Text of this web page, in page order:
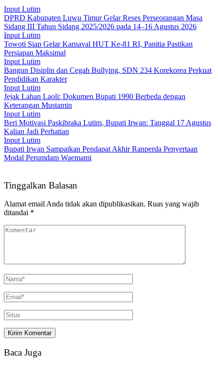
Input Lutim
DPRD Kabupaten Luwu Timur Gelar Reses Perseorangan Masa
Sidang III Tahun Sidang 2025/2026 pada 14–16 Agustus 2026
Input Lutim
Towoti Siap Gelar Karnaval HUT Ke-81 RI, Panitia Pastikan
Persiapan Maksimal
Input Lutim
Bangun Disiplin dan Cegah Bullying, SDN 234 Korekorea Perkuat
Pendidikan Karakter
Input Lutim
Jejak Lahan Laoli: Dokumen Bupati 1990 Berbeda dengan
Keterangan Mustamin
Input Lutim
Beri Motivasi Paskibraka Lutim, Bupati Irwan: Tanggal 17 Agustus
Kalian Jadi Perhatian
Input Lutim
Bupati Irwan Sampaikan Pendapat Akhir Ranperda Penyertaan
Modal Perumdam Waemami
Tinggalkan Balasan
Alamat email Anda tidak akan dipublikasikan. Ruas yang wajib
ditandai *
Baca Juga